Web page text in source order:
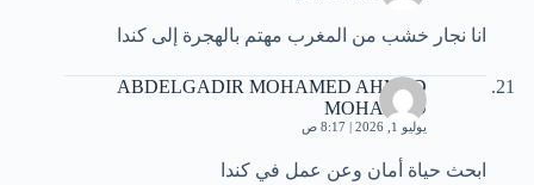
انا نجار خشب من المغرب مهتم بالهجرة إلى كندا
ABDELGADIR MOHAMED AHMED
MOHAMED
يوليو 1, 2026 | 8:17 ص
ابحث حياة أمان وعن عمل في كندا